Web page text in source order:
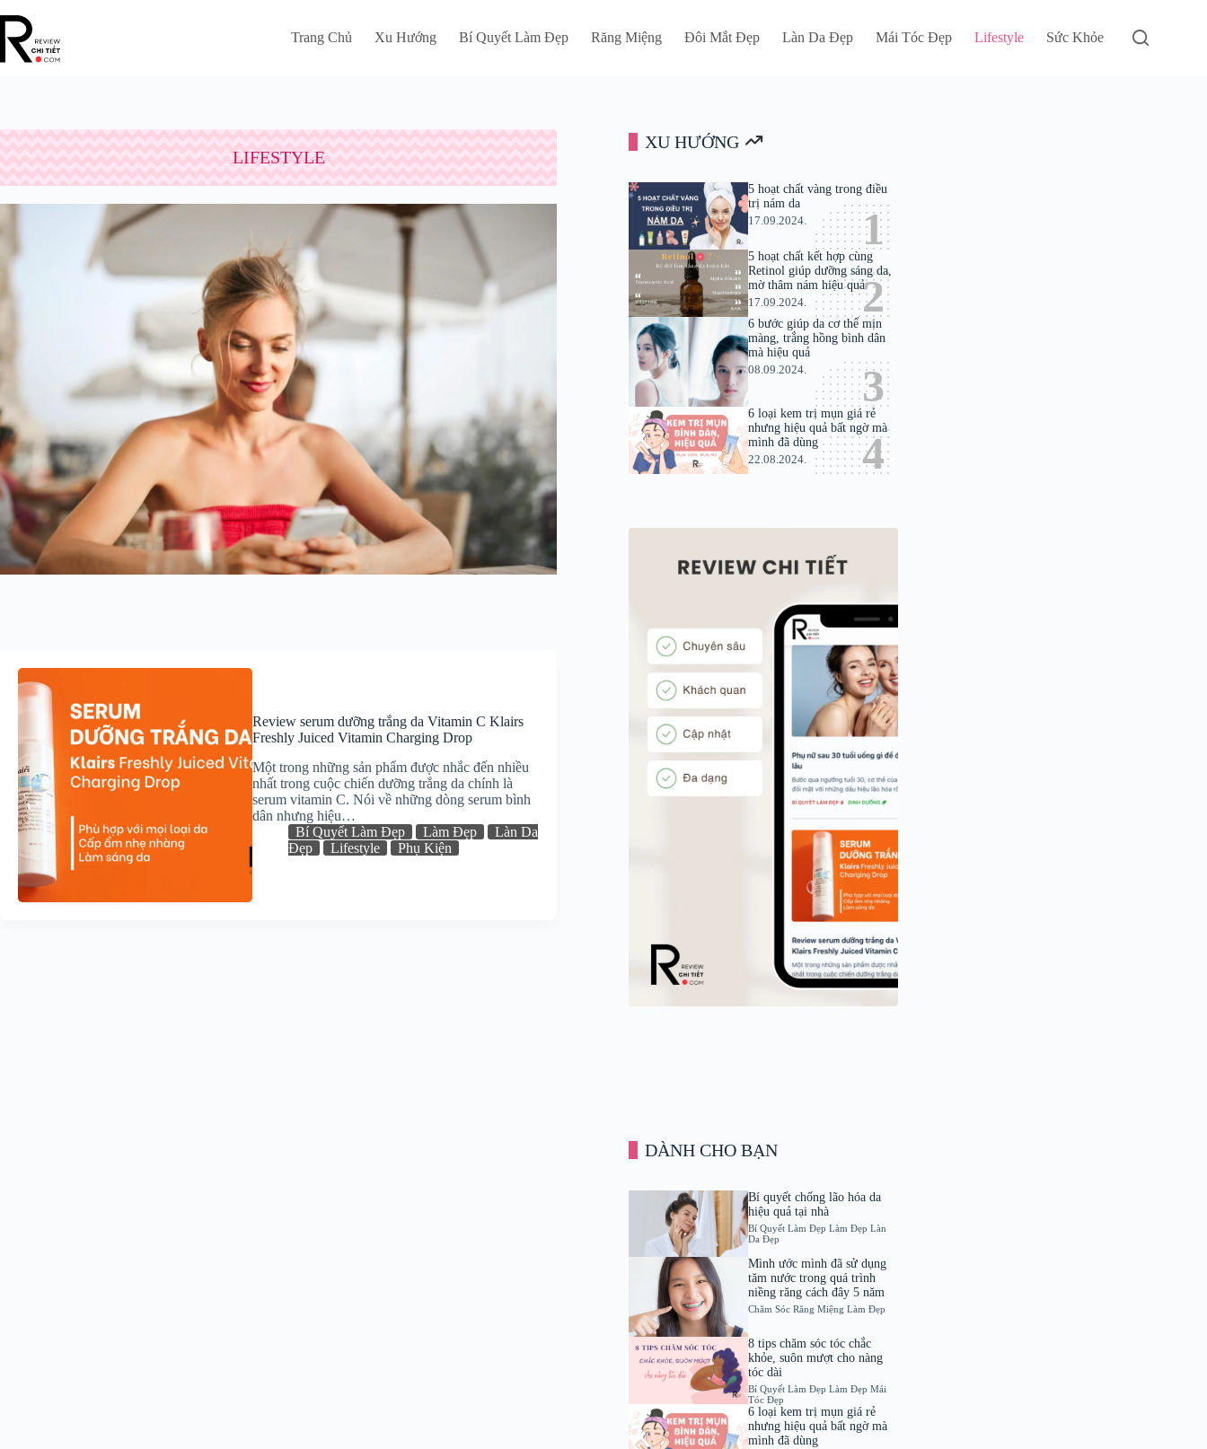
đến
phần
nội
Trang Chủ Xu Hướng Bí Quyết Làm Đẹp Răng Miệng Đôi Mắt Đẹp Làn Da Đẹp Mái Tóc Đẹp Lifestyle Sức Khỏe
LIFESTYLE
Review serum dưỡng trắng da Vitamin C Klairs
Freshly Juiced Vitamin Charging Drop
Một trong những sản phẩm được nhắc đến nhiều
nhất trong cuộc chiến dưỡng trắng da chính là
serum vitamin C. Nói về những dòng serum bình
dân nhưng hiệu…
Bí Quyết Làm Đẹp
Làm Đẹp
Làn Da
Đẹp
Lifestyle Phụ Kiện
XU HƯỚNG
5 hoạt chất vàng trong điều
trị nám da
17.09.2024.
5 hoạt chất kết hợp cùng
Retinol giúp dưỡng sáng da,
mờ thâm nám hiệu quả
17.09.2024.
6 bước giúp da cơ thể mịn
màng, trắng hồng bình dân
mà hiệu quả
08.09.2024.
6 loại kem trị mụn giá rẻ
nhưng hiệu quả bất ngờ mà
mình đã dùng
22.08.2024.
DÀNH CHO BẠN
Bí quyết chống lão hóa da
hiệu quả tại nhà
Bí Quyết Làm Đẹp Làm Đẹp Làn
Da Đẹp
Mình ước mình đã sử dụng
tăm nước trong quá trình
niềng răng cách đây 5 năm
Chăm Sóc Răng Miệng Làm Đẹp
8 tips chăm sóc tóc chắc
khỏe, suôn mượt cho nàng
tóc dài
Bí Quyết Làm Đẹp Làm Đẹp Mái
Tóc Đẹp
6 loại kem trị mụn giá rẻ
nhưng hiệu quả bất ngờ mà
mình đã dùng